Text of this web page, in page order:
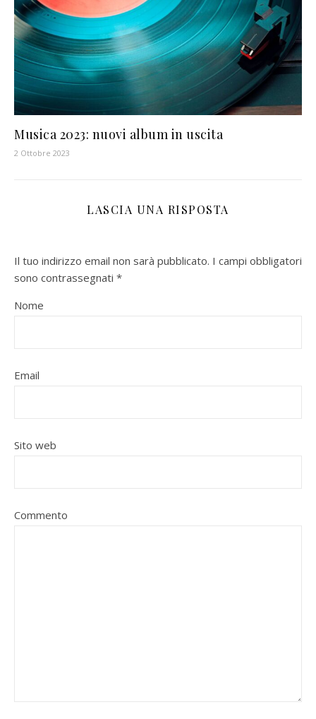
Musica 2023: nuovi album in uscita
2 Ottobre 2023
LASCIA UNA RISPOSTA
Il tuo indirizzo email non sarà pubblicato. I campi obbligatori
sono contrassegnati *
Nome
Email
Sito web
Commento